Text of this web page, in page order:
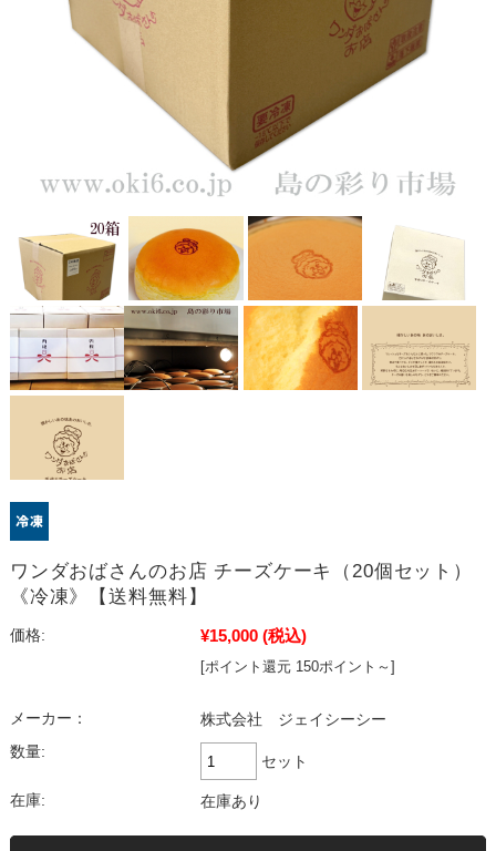
ワンダおばさんのお店 チーズケーキ（20個セット）
《冷凍》【送料無料】
価格: ¥15,000 (税込)
[ポイント還元 150ポイント～]
メーカー：
株式会社 ジェイシーシー
数量:
セット
在庫: 在庫あり